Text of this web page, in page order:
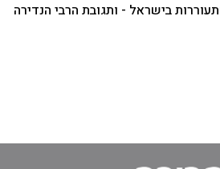
בישראל - ותגובת הרבי הנדירה